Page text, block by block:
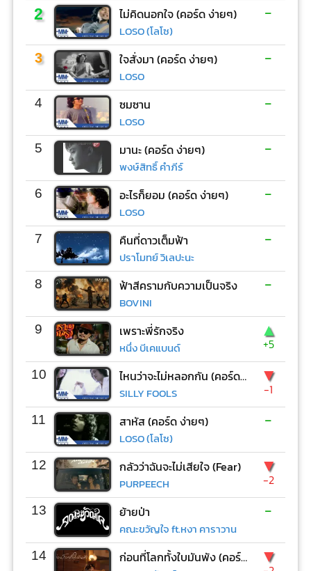
2 ไม่คิดนอกใจ (คอร์ด ง่ายๆ)
LOSO (โลโซ)
-
3 ใจสั่งมา (คอร์ด ง่ายๆ)
LOSO
-
4 ซมซาน
LOSO
-
5 มานะ (คอร์ด ง่ายๆ)
พงษ์สิทธิ์ คำภีร์
-
6 อะไรก็ยอม (คอร์ด ง่ายๆ)
LOSO
-
7 คืนที่ดาวเต็มฟ้า
ปราโมทย์ วิเลปะนะ
-
8 ฟ้าสีครามกับความเป็นจริง
BOVINI
-
9 เพราะพี่รักจริง
หนึ่ง บีเคแบนด์
▲
+5
10 ไหนว่าจะไม่หลอกกัน (คอร์ด ง่ายๆ)
SILLY FOOLS
▼
-1
11 สาหัส (คอร์ด ง่ายๆ)
LOSO (โลโซ)
-
12 กลัวว่าฉันจะไม่เสียใจ (Fear)
PURPEECH
▼
-2
13 ย้ายป่า
คณะขวัญใจ ft.หงา คาราวาน
-
14 ก่อนที่โลกทั้งใบมันพัง (คอร์ด ง่ายๆ) ▼